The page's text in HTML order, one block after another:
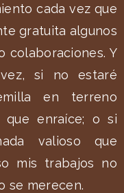
cada vez que
gratuita algunos
colaboraciones. Y
si no estaré
en terreno
enraíce; o si
valioso que
mis trabajos no
se merecen.